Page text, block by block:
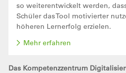
so weiterentwickelt werden,
Schüler das Tool motivierter
höheren Lernerfolg erzielen.
Mehr erfahren
Das Kompetenzzentrum